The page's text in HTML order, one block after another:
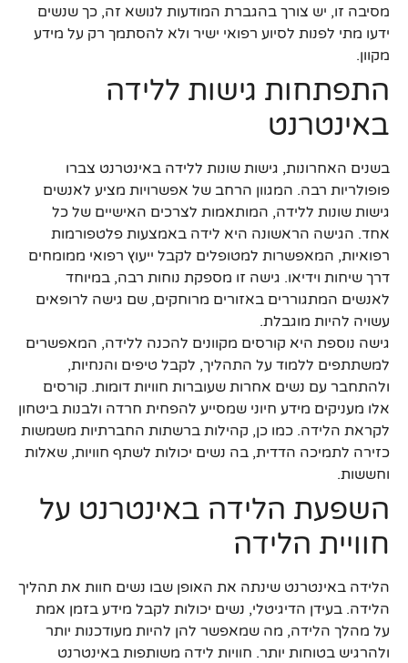
מסיבה זו, יש צורך בהגברת המודעות לנושא זה, כך שנשים
ידעו מתי לפנות לסיוע רפואי ישיר ולא להסתמך רק על מידע
מקוון.
התפתחות גישות ללידה
באינטרנט
בשנים האחרונות, גישות שונות ללידה באינטרנט צברו
פופולריות רבה. המגוון הרחב של אפשרויות מציע לאנשים
גישות שונות ללידה, המותאמות לצרכים האישיים של כל
אחד. הגישה הראשונה היא לידה באמצעות פלטפורמות
רפואיות, המאפשרות למטופלים לקבל ייעוץ רפואי ממומחים
דרך שיחות וידיאו. גישה זו מספקת נוחות רבה, במיוחד
לאנשים המתגוררים באזורים מרוחקים, שם גישה לרופאים
עשויה להיות מוגבלת.
גישה נוספת היא קורסים מקוונים להכנה ללידה, המאפשרים
למשתתפים ללמוד על התהליך, לקבל טיפים והנחיות,
ולהתחבר עם נשים אחרות שעוברות חוויות דומות. קורסים
אלו מעניקים מידע חיוני שמסייע להפחית חרדה ולבנות ביטחון
לקראת הלידה. כמו כן, קהילות ברשתות החברתיות משמשות
כזירה לתמיכה הדדית, בה נשים יכולות לשתף חוויות, שאלות
וחששות.
השפעת הלידה באינטרנט על
חוויית הלידה
הלידה באינטרנט שינתה את האופן שבו נשים חוות את תהליך
הלידה. בעידן הדיגיטלי, נשים יכולות לקבל מידע בזמן אמת
על מהלך הלידה, מה שמאפשר להן להיות מעודכנות יותר
ולהרגיש בטוחות יותר. חוויות לידה משותפות באינטרנט